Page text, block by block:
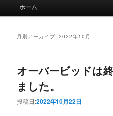
メインコンテンツへ移動
サブコンテンツへ移動
ホーム
月別アーカイブ:2022年10月
オーバービッドは
ました。
投稿日:2022年10月22日